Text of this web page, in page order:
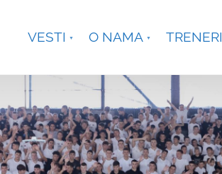
VESTI O NAMA TRENERI